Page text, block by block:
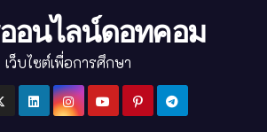
อนไลน์ดอทคอม
เว็บไซต์เพื่อการศึกษา